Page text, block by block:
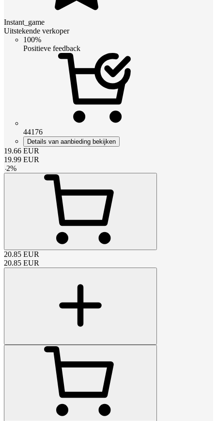
Instant_game
Uitstekende verkoper
100%
Positieve feedback
44176
Details van aanbieding bekijken
19.66 EUR
19.99 EUR
-2%
20.85 EUR
20.85 EUR